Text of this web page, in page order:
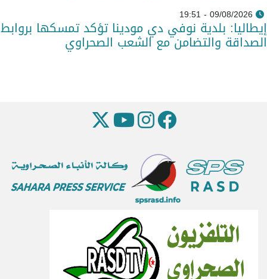
09/08/2026 - 19:51
إيطاليا: بلدية نوفي دي مودينا تؤكد تمسكها بروابط
الصداقة والتضامن مع الشعب الصحراوي